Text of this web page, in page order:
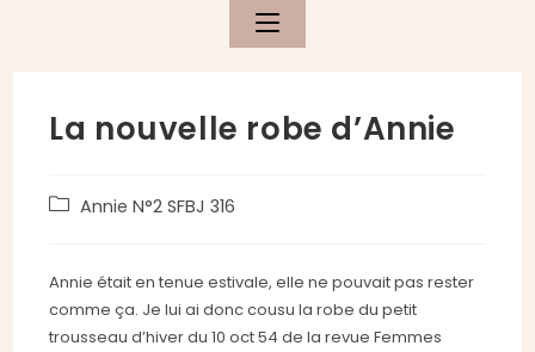
La nouvelle robe d’Annie
PostAnnie N°2 SFBJ 316
Annie était en tenue estivale, elle ne pouvait pas rester
comme ça. Je lui ai donc cousu la robe du petit
trousseau d’hiver du 10 oct 54 de la revue Femmes